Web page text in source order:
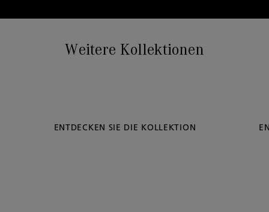
Weitere Kollektionen
ENTDECKEN SIE DIE KOLLEKTION